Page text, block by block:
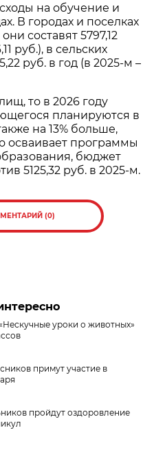
на обучение и
В городах и поселках
составят 5797,12
руб.), в сельских
руб. в год (в 2025-м –
то в 2026 году
планируются в
на 13% больше,
осваивает программы
бюджет
5125,32 руб. в 2025-м.
(0)
уроки о животных»
примут участие в
пройдут оздоровление